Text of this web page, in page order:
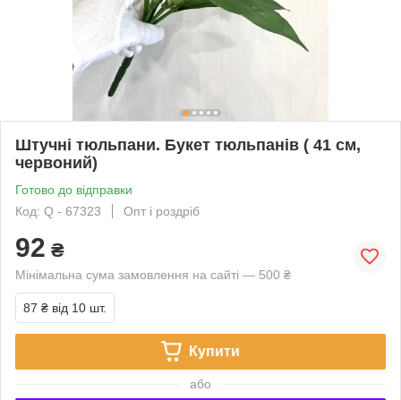
Штучні тюльпани. Букет тюльпанів ( 41 см,
червоний)
Готово до відправки
Код: Q - 67323
Опт і роздріб
92 ₴
Мінімальна сума замовлення на сайті — 500 ₴
87 ₴ від 10 шт.
Купити
або